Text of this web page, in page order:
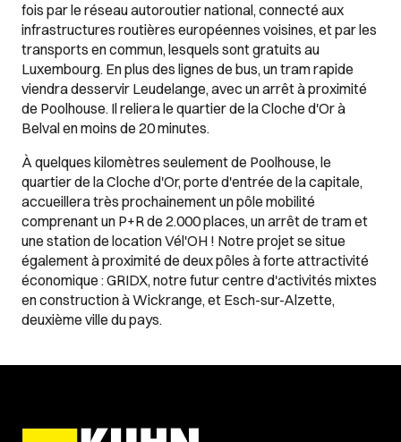
fois par le réseau autoroutier national, connecté aux
infrastructures routières européennes voisines, et par les
transports en commun, lesquels sont gratuits au
Luxembourg. En plus des lignes de bus, un tram rapide
viendra desservir Leudelange, avec un arrêt à proximité
de Poolhouse. Il reliera le quartier de la Cloche d'Or à
Belval en moins de 20 minutes.
À quelques kilomètres seulement de Poolhouse, le
quartier de la Cloche d'Or, porte d'entrée de la capitale,
accueillera très prochainement un pôle mobilité
comprenant un P+R de 2.000 places, un arrêt de tram et
une station de location Vél'OH ! Notre projet se situe
également à proximité de deux pôles à forte attractivité
économique : GRIDX, notre futur centre d'activités mixtes
en construction à Wickrange, et Esch-sur-Alzette,
deuxième ville du pays.